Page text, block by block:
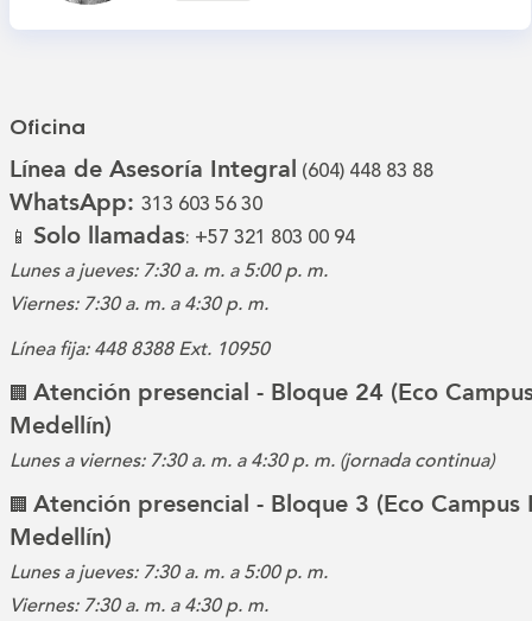
Oficina
Línea de Asesoría Integral (604) 448 83 88
WhatsApp: 313 603 56 30
📱 Solo llamadas: +57 321 803 00 94
Lunes a jueves: 7:30 a. m. a 5:00 p. m.
Viernes: 7:30 a. m. a 4:30 p. m.
Línea fija: 448 8388 Ext. 10950
🏢 Atención presencial - Bloque 24 (Eco
Medellín)
Lunes a viernes: 7:30 a. m. a 4:30 p. m. (jornada continua)
🏢 Atención presencial - Bloque 3 (Eco Campus
Medellín)
Lunes a jueves: 7:30 a. m. a 5:00 p. m.
Viernes: 7:30 a. m. a 4:30 p. m.